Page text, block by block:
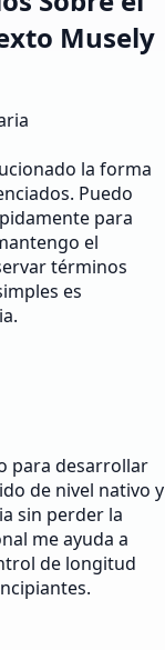
Musely
la forma
Puedo
para
el
términos
es
para desarrollar
de nivel nativo y
sin perder la
me ayuda a
de longitud